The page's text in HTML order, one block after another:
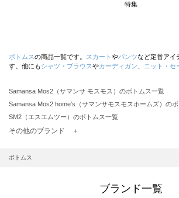
特集
ボトムスの商品一覧です。 スカート やパンツなど定番アイ
す。他にもシャツ・ブラウスやカーディガン ニット・セ
Samansa Mos2（サマンサ モスモス）のボトムス一覧
Samansa Mos2 home's（サマンサモスモスホームズ）の
SM2（エスエムツー）のボトムス一覧
TSUHARU by Samansa Mos2（ツハルバイサマンサモスモ
Samansa Mos2 blue（サマンサモスモス ブルー）のボトム
sō4ū（ソウフォーユー）のボトムス一覧
その他のブランド ＋
ボトムス
ブランド一覧